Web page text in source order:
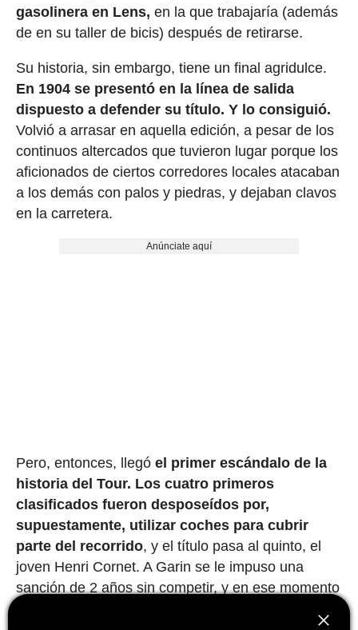
gasolinera en Lens, en la que trabajaría (además
de en su taller de bicis) después de retirarse.
Su historia, sin embargo, tiene un final agridulce.
En 1904 se presentó en la línea de salida
dispuesto a defender su título. Y lo consiguió.
Volvió a arrasar en aquella edición, a pesar de los
continuos altercados que tuvieron lugar porque los
aficionados de ciertos corredores locales atacaban
a los demás con palos y piedras, y dejaban clavos
en la carretera.
Anúnciate aquí
Pero, entonces, llegó el primer escándalo de la
historia del Tour. Los cuatro primeros
clasificados fueron desposeídos por,
supuestamente, utilizar coches para cubrir
parte del recorrido, y el título pasa al quinto, el
joven Henri Cornet. A Garin se le impuso una
sanción de 2 años sin competir, y en ese momento